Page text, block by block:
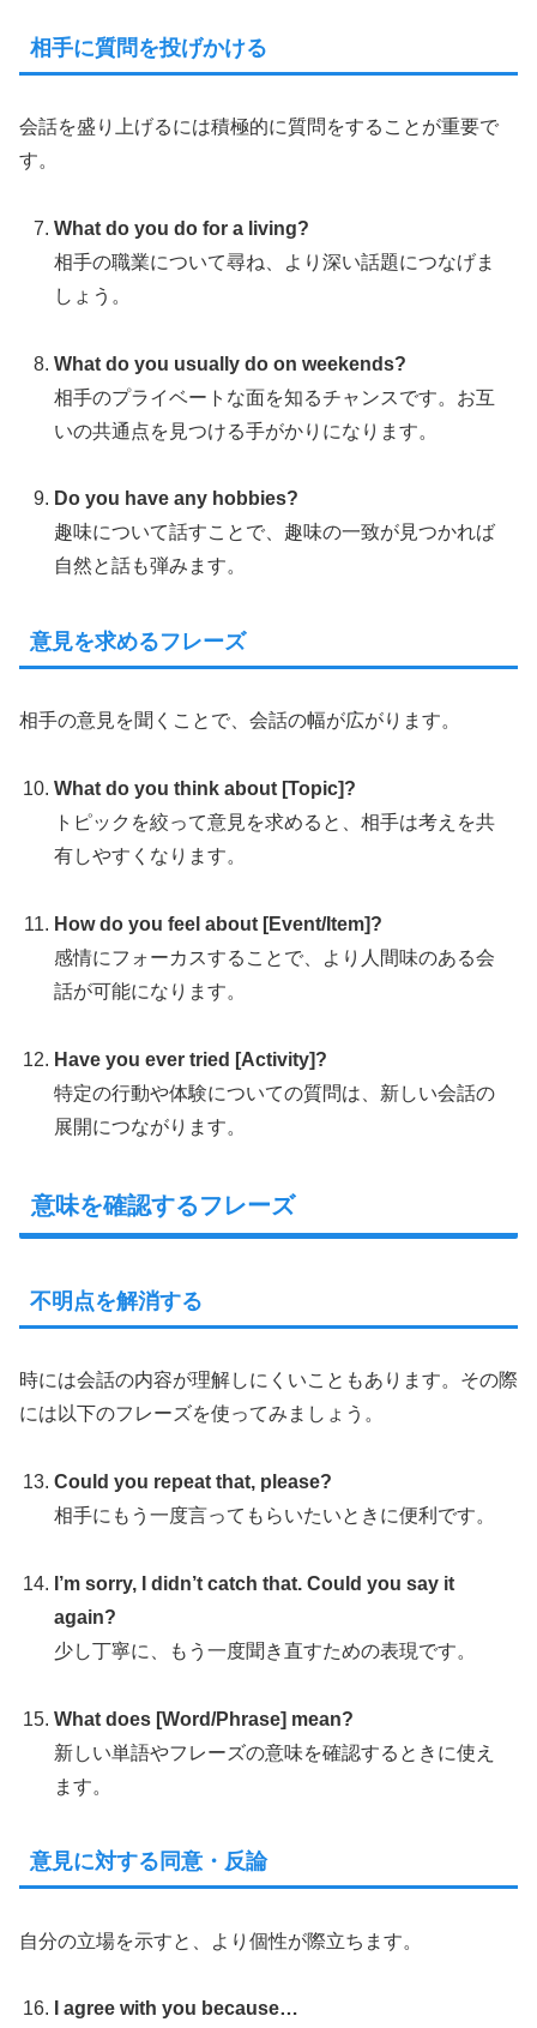
相手に質問を投げかける
会話を盛り上げるには積極的に質問をすることが重要で
す。
What do you do for a living?
相手の職業について尋ね、より深い話題につなげま
しょう。
What do you usually do on weekends?
相手のプライベートな面を知るチャンスです。お互
いの共通点を見つける手がかりになります。
Do you have any hobbies?
趣味について話すことで、趣味の一致が見つかれば
自然と話も弾みます。
意見を求めるフレーズ
相手の意見を聞くことで、会話の幅が広がります。
What do you think about [Topic]?
トピックを絞って意見を求めると、相手は考えを共
有しやすくなります。
How do you feel about [Event/Item]?
感情にフォーカスすることで、より人間味のある会
話が可能になります。
Have you ever tried [Activity]?
特定の行動や体験についての質問は、新しい会話の
展開につながります。
意味を確認するフレーズ
不明点を解消する
時には会話の内容が理解しにくいこともあります。その際
には以下のフレーズを使ってみましょう。
Could you repeat that, please?
相手にもう一度言ってもらいたいときに便利です。
I’m sorry, I didn’t catch that. Could you say it
again?
少し丁寧に、もう一度聞き直すための表現です。
What does [Word/Phrase] mean?
新しい単語やフレーズの意味を確認するときに使え
ます。
意見に対する同意・反論
自分の立場を示すと、より個性が際立ちます。
I agree with you because…